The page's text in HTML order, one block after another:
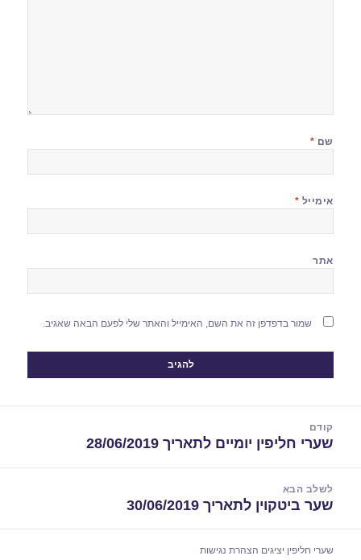
שם *
אימייל *
אתר
שמור בדפדפן זה את השם, האימייל והאתר שלי לפעם הבאה שאגיב.
קודם
הפוסט
שערי חליפין יומיים לתאריך 28/06/2019
לשלב הבא
הפוסט
שער ביטקוין לתאריך 30/06/2019
שערי חליפין יציגים הצהרת נגישות